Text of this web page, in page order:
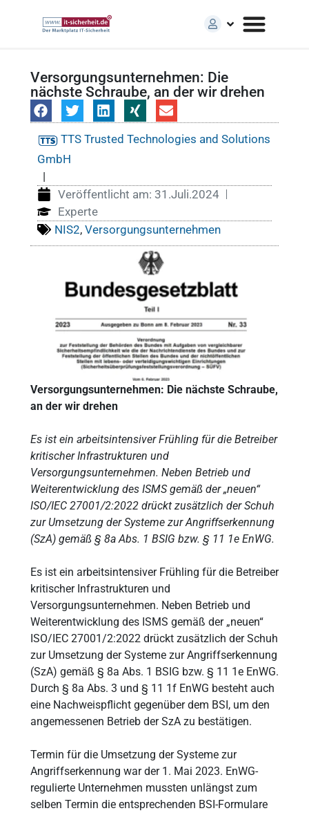
Versorgungsunternehmen: Die
nächste Schraube, an der wir drehen
TTS Trusted Technologies and Solutions
GmbH
|
Veröffentlicht am: 31.Juli.2024
Experte
NIS2, Versorgungsunternehmen
Versorgungsunternehmen: Die nächste Schraube,
an der wir drehen
Es ist ein arbeitsintensiver Frühling für die Betreiber
kritischer Infrastrukturen und
Versorgungsunternehmen. Neben Betrieb und
Weiterentwicklung des ISMS gemäß der „neuen“
ISO/IEC 27001/2:2022 drückt zusätzlich der Schuh
zur Umsetzung der Systeme zur Angriffserkennung
(SzA) gemäß § 8a Abs. 1 BSIG bzw. § 11 1e EnWG.
Es ist ein arbeitsintensiver Frühling für die Betreiber
kritischer Infrastrukturen und
Versorgungsunternehmen. Neben Betrieb und
Weiterentwicklung des ISMS gemäß der „neuen“
ISO/IEC 27001/2:2022 drückt zusätzlich der Schuh
zur Umsetzung der Systeme zur Angriffserkennung
(SzA) gemäß § 8a Abs. 1 BSIG bzw. § 11 1e EnWG.
Durch § 8a Abs. 3 und § 11 1f EnWG besteht auch
eine Nachweispflicht gegenüber dem BSI, um den
angemessenen Betrieb der SzA zu bestätigen.
Termin für die Umsetzung der Systeme zur
Angriffserkennung war der 1. Mai 2023. EnWG-
regulierte Unternehmen mussten unlängst zum
selben Termin die entsprechenden BSI-Formulare